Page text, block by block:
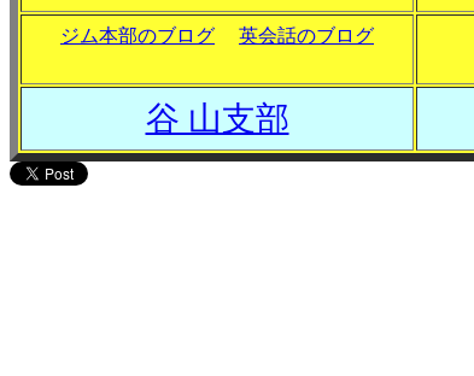
ジム本部のブログ 英会話のブログ
谷 山支部